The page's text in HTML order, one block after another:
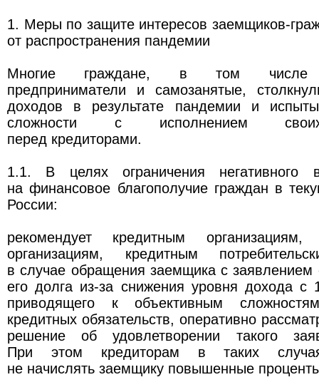
1. Меры по защите интересов заемщиков-
от распространения пандемии
Многие граждане, в том числе
предприниматели и самозанятые,
доходов в результате пандемии и
сложности с исполнением своих
перед кредиторами.
1.1. В целях ограничения негативного
на финансовое благополучие граждан в
России:
рекомендует кредитным организациям,
организациям, кредитным
в случае обращения заемщика с заявлением
его долга из-за снижения уровня дохода с
приводящего к объективным
кредитных обязательств, оперативно
решение об удовлетворении такого
При этом кредиторам в таких
не начислять заемщику повышенные